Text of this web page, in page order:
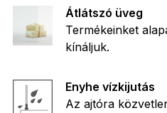
Átlátszó üveg
Termékeinket
kínáljuk.
Enyhe vízkijutás
Az ajtóra